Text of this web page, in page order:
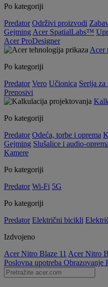
Po kategoriji
Predator Održivi proizvodi
Gejming Acer SpatialLabs™
Acer ProDesigner
Acer
Po kategoriji
Predator Vero Učionica Serija za
Prenosivi
Po kategoriji
Predator Odeća, torbe i oprema
Gejming Slušalice i audio-
Kamere
Po kategoriji
Predator Wi-Fi 5G
Po kategoriji
Predator Električni bicikli
Izdvojeno
Acer Nitro Blaze 11 Acer Nitro
Poslovna upotreba Obrazovanje